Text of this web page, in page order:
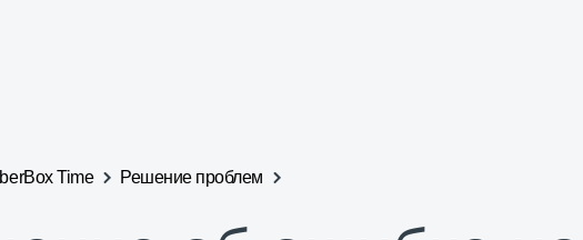
Time Решение проблем